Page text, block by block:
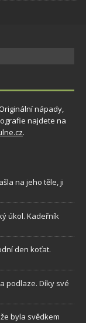
nápady,
najdete na
.
na jeho těle, ji
úkol. Kadeřník
den koťat.
podlaze. Díky své
byla svědkem